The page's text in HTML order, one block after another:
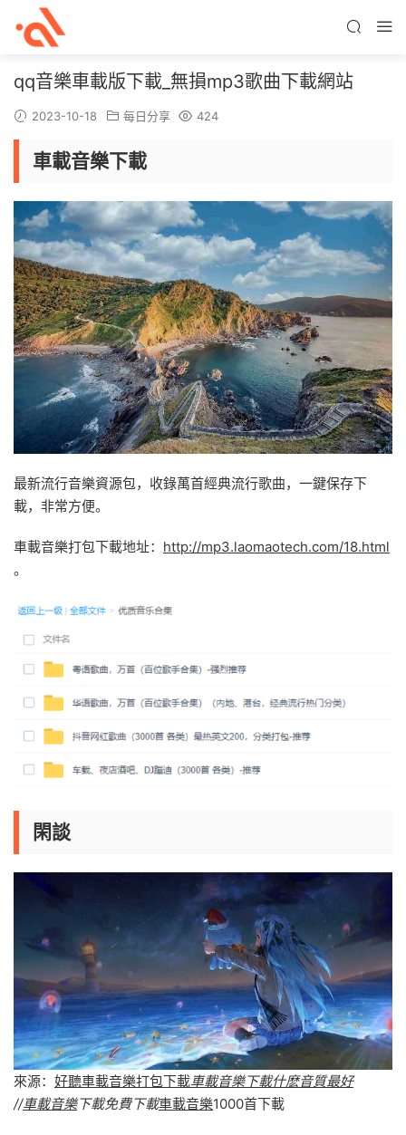
qq音樂車載版下載_無損mp3歌曲下載網站
2023-10-18 每日分享 424
車載音樂下載
最新流行音樂資源包，收錄萬首經典流行歌曲，一鍵保存下
載，非常方便。
車載音樂打包下載地址： http://mp3.laomaotech.com/18.html
。
閑談
來源： 好聽車載音樂打包下載車載音樂下載什麽音質最好
//車載音樂下載免費下載車載音樂1000首下載